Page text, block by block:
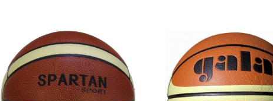
Detail produktu